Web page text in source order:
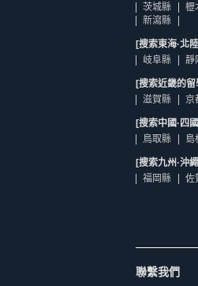
茨城縣
櫪
新瀉縣
[搜索東海·北
岐阜縣
靜
[搜索近畿的
滋賀縣
京
[搜索中國·四
鳥取縣
島
[搜索九州·沖
福岡縣
佐
聯繫我們